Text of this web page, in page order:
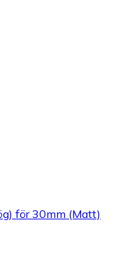
för 30mm (Matt)